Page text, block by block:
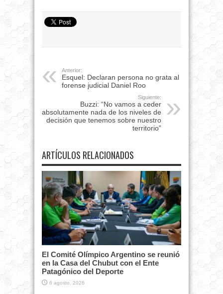
Anterior:
Esquel: Declaran persona no grata al
forense judicial Daniel Roo
Siguiente:
Buzzi: “No vamos a ceder
absolutamente nada de los niveles de
decisión que tenemos sobre nuestro
territorio”
ARTÍCULOS RELACIONADOS
El Comité Olímpico Argentino se reunió
en la Casa del Chubut con el Ente
Patagónico del Deporte
6 agosto, 2026